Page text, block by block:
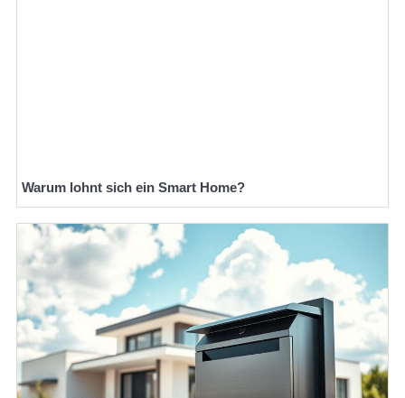
Warum lohnt sich ein Smart Home?